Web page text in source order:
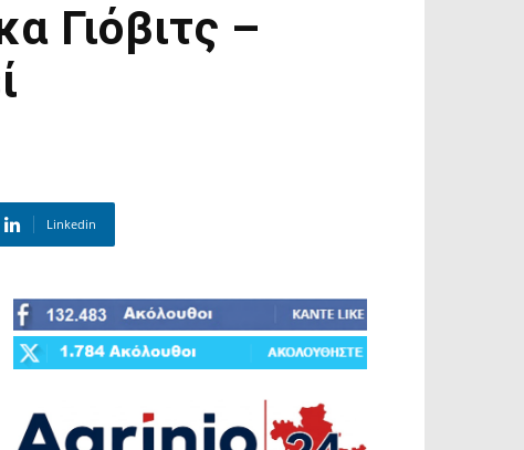
Γιόβιτς –
Linkedin